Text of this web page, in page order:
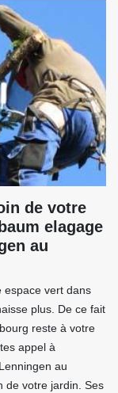
de votre
elagage
au
espace vert dans
plus. De ce fait
reste à votre
appel à
au
de votre jardin. Ses